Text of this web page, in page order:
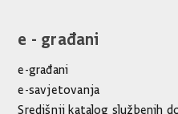
e - građani
e-građani
e-savjetovanja
Središnji katalog službenih